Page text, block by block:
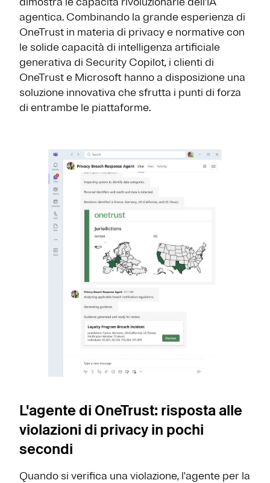
agentica. Combinando la grande esperienza di
OneTrust in materia di privacy e normative con
le solide capacità di intelligenza artificiale
generativa di Security Copilot, i clienti di
OneTrust e Microsoft hanno a disposizione una
soluzione innovativa che sfrutta i punti di forza
di entrambe le piattaforme.
L'agente di OneTrust: risposta alle
violazioni di privacy in pochi
secondi
Quando si verifica una violazione, l'agente per la